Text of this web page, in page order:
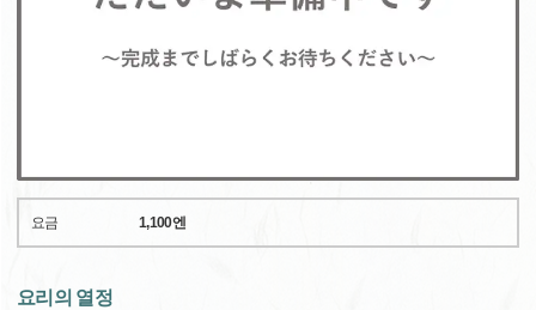
요금 1,100엔
요리의 열정